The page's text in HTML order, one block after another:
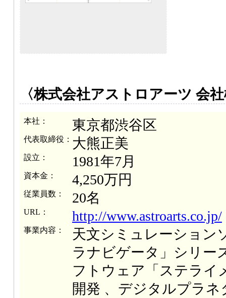
〈株式会社アストロアーツ 会
本社： 東京都渋谷区
代表取締役： 大熊正美
設立： 1981年7月
資本金： 4,250万円
従業員数： 20名
URL： http://www.astroarts.co.jp/
事業内容：
天文シミュレーション
ラナビゲータ」シリー
フトウェア「ステライ
開発 、デジタルプラ